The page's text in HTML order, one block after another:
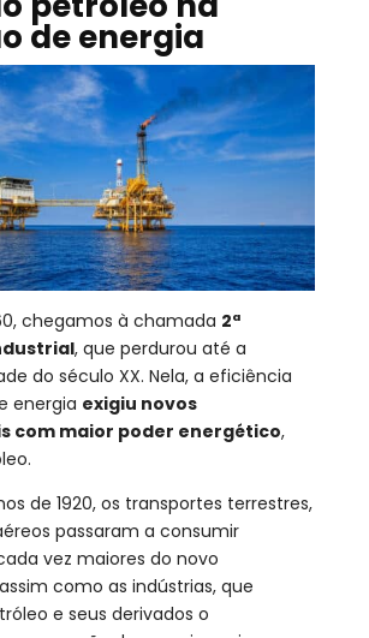
de energia
chegamos à chamada 2ª
, que perdurou até a
do século XX. Nela, a eficiência
energia exigiu novos
com maior poder energético,
de 1920, os transportes terrestres,
passaram a consumir
vez maiores do novo
como as indústrias, que
e seus derivados o